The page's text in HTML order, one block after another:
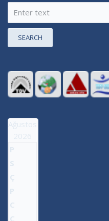
SEARCH
Ağustos
2026
P
S
Ç
P
C
C